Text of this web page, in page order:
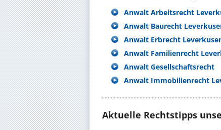
Anwalt Arbeitsrecht
Anwalt Baurecht
Anwalt Erbrecht
Anwalt Familienrecht
Anwalt Gesellschaftsrecht
Anwalt Immobilienrecht
Aktuelle Rechtstipps